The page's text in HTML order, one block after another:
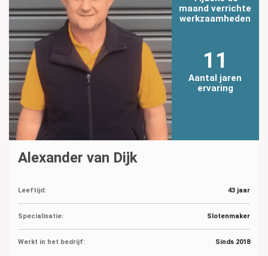
maand verrichte
werkzaamheden
11
Aantal jaren
ervaring
Alexander van Dijk
Leeftijd: 43 jaar
Specialisatie: Slotenmaker
Werkt in het bedrijf: Sinds 2018